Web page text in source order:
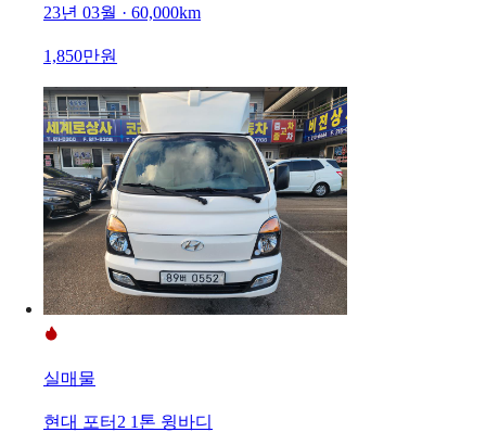
23년 03월 · 60,000km
1,850만원
실매물
현대 포터2 1톤 윙바디